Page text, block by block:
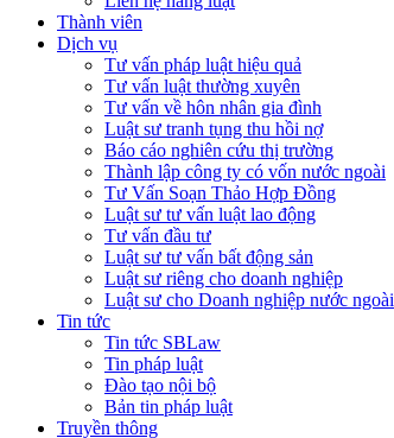
Thành viên
Dịch vụ
Tư vấn pháp luật hiệu quả
Tư vấn luật thường xuyên
Tư vấn về hôn nhân gia đình
Luật sư tranh tụng thu hồi nợ
Báo cáo nghiên cứu thị trường
Thành lập công ty có vốn nước ngoài
Tư Vấn Soạn Thảo Hợp Đồng
Luật sư tư vấn luật lao động
Tư vấn đầu tư
Luật sư tư vấn bất động sản
Luật sư riêng cho doanh nghiệp
Luật sư cho Doanh nghiệp nước ngoài
Tin tức
Tin tức SBLaw
Tin pháp luật
Đào tạo nội bộ
Bản tin pháp luật
Truyền thông